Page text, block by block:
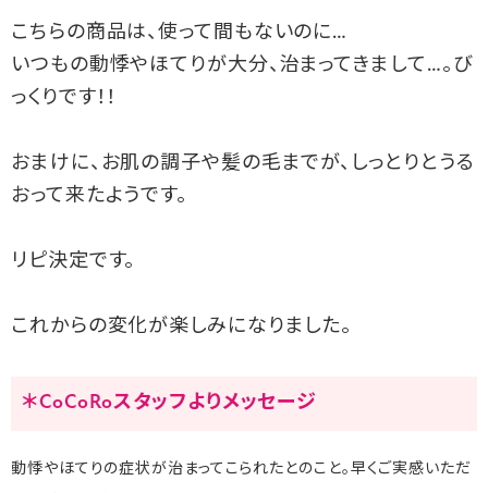
こちらの商品は、使って間もないのに…
いつもの動悸やほてりが大分、治まってきまして…。び
っくりです！！
おまけに、お肌の調子や髪の毛までが、しっとりとうる
おって来たようです。
リピ決定です。
これからの変化が楽しみになりました。
＊CoCoRoスタッフよりメッセージ
動悸やほてりの症状が治まってこられたとのこと。早くご実感いただ